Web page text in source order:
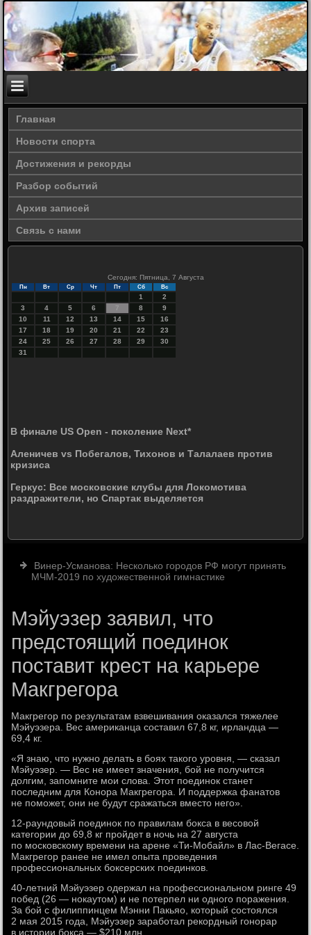
Главная
Новости спорта
Достижения и рекорды
Разбор событий
Архив записей
Связь с нами
Сегодня: Пятница, 7 Августа
Пн Вт Ср Чт Пт Сб Вс
1
2
3
4 5 6 7 8
9
10
11 12 13 14 15
16
17
18 19 20 21 22
23
24
25 26 27 28 29
30
31
В финале US Open - поколение Next*
Аленичев vs Побегалов, Тихонов и Талалаев против
кризиса
Геркус: Все московские клубы для Локомотива
раздражители, но Спартак выделяется
Винер-Усманова: Несколько городов РФ могут принять
МЧМ-2019 по художественной гимнастике
Мэйуэзер заявил, что
предстоящий поединок
поставит крест на карьере
Макгрегора
Макгрегор по результатам взвешивания оказался тяжелее
Мэйуэзера. Вес американца составил 67,8 кг, ирландца —
69,4 кг.
«Я знаю, что нужно делать в боях такого уровня, — сказал
Мэйуэзер. — Вес не имеет значения, бой не получится
долгим, запомните мои слова. Этот поединок станет
последним для Конора Макгрегора. И поддержка фанатов
не поможет, они не будут сражаться вместо него».
12-раундовый поединок по правилам бокса в весовой
категории до 69,8 кг пройдет в ночь на 27 августа
по московскому времени на арене «Ти-Мобайл» в Лас-Вегасе.
Макгрегор ранее не имел опыта проведения
профессиональных боксерских поединков.
40-летний Мэйуэзер одержал на профессиональном ринге 49
побед (26 — нокаутом) и не потерпел ни одного поражения.
За бой с филиппинцем Мэнни Пакьяо, который состоялся
2 мая 2015 года, Мэйуэзер заработал рекордный гонорар
в истории бокса — $210 млн.